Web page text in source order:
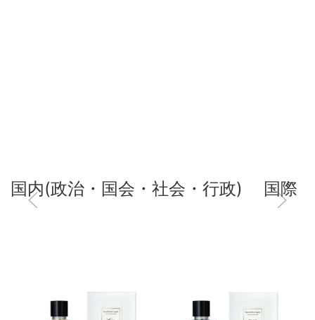
国内(政治・国会・社会・行政) 国際